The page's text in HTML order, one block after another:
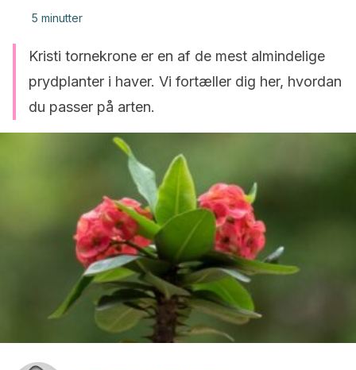
5 minutter
Kristi tornekrone er en af de mest almindelige
prydplanter i haver. Vi fortæller dig her, hvordan
du passer på arten.